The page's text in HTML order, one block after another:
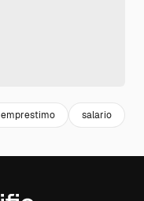
emprestimo salario